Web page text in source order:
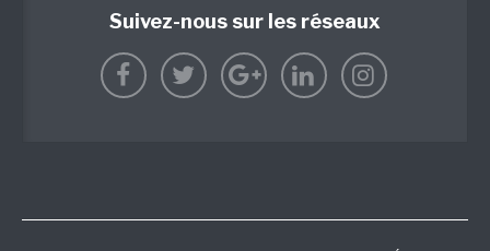
Suivez-nous sur les réseaux